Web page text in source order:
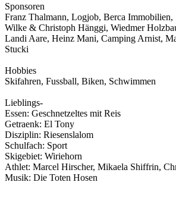
Sponsoren
Franz Thalmann, Logjob, Berca Immobilien,
Wilke & Christoph Hänggi, Wiedmer
Landi Aare, Heinz Mani, Camping Arnist,
Stucki
Hobbies
Skifahren, Fussball, Biken, Schwimmen
Lieblings-
Essen: Geschnetzeltes mit Reis
Getraenk: El Tony
Disziplin: Riesenslalom
Schulfach: Sport
Skigebiet: Wiriehorn
Athlet: Marcel Hirscher, Mikaela Shiffrin,
Musik: Die Toten Hosen